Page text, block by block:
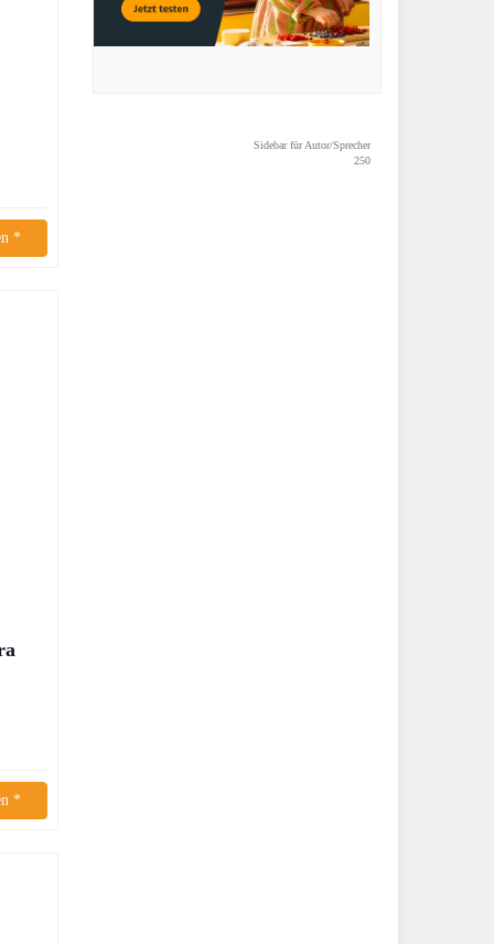
*
*
Sidebar für Autor/Sprecher
250